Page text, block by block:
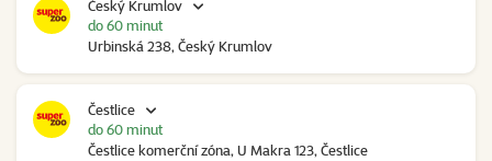
Český Krumlov
Urbinská 238, Český Krumlov
do 60 minut
Čestlice
Čestlice komerční zóna, U Makra 123, Čestlice
do 60 minut